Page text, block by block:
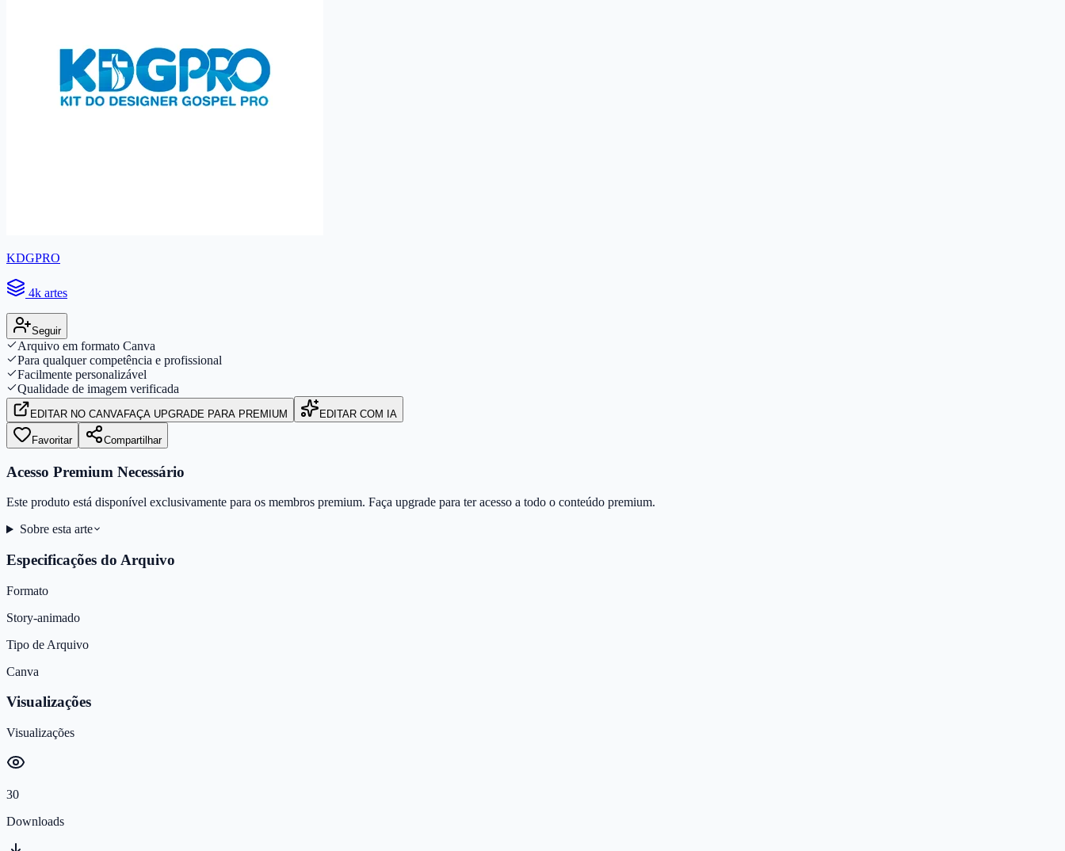
KDGPRO
4k artes
Seguir
Arquivo em formato Canva
Para qualquer competência e profissional
Facilmente personalizável
Qualidade de imagem verificada
EDITAR NO CANVAFAÇA UPGRADE PARA PREMIUM EDITAR COM IA
Favoritar Compartilhar
Acesso Premium Necessário
Este produto está disponível exclusivamente para os membros premium. Faça upgrade para ter acesso a todo o conteúdo premium.
Sobre esta arte
Especificações do Arquivo
Formato
Story-animado
Tipo de Arquivo
Canva
Visualizações
Visualizações
30
Downloads